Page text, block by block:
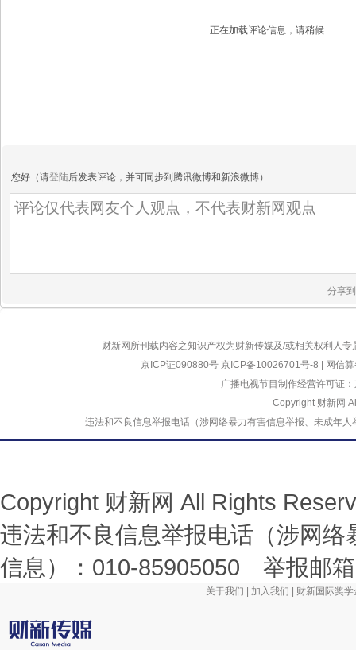
正在加载评论信息，请稍候...
您好（请登陆后发表评论，并可同步到腾讯微博和新浪微博）
分享
财新网所刊载内容之知识产权为财新传媒及/或相关权利人
京ICP证090880号 京ICP备10026701号-8
网信
广播电视节目制作经营许可证
Copyright 财新网
违法和不良信息举报电话（涉网络暴力有害信息举报、未成
Copyright 财新网 All Rights
违法和不良信息举报电话（涉网
信息）：010-85905050 举报邮
关于我们 加入我们 财新国际奖学